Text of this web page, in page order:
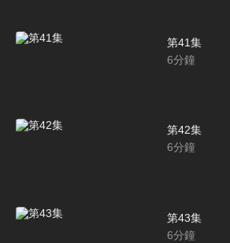
第41集
6分鐘
第42集
6分鐘
第43集
6分鐘